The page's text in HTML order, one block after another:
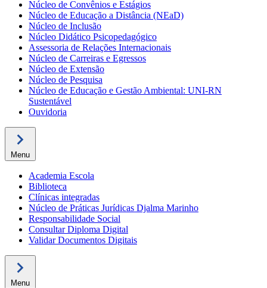
Núcleo de Convênios e Estágios
Núcleo de Educação a Distância (NEaD)
Núcleo de Inclusão
Núcleo Didático Psicopedagógico
Assessoria de Relações Internacionais
Núcleo de Carreiras e Egressos
Núcleo de Extensão
Núcleo de Pesquisa
Núcleo de Educação e Gestão Ambiental: UNI-RN
Sustentável
Ouvidoria
Menu
Academia Escola
Biblioteca
Clínicas integradas
Núcleo de Práticas Jurídicas Djalma Marinho
Responsabilidade Social
Consultar Diploma Digital
Validar Documentos Digitais
Menu